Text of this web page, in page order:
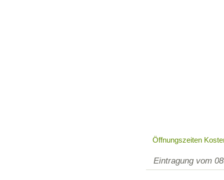
Öffnungszeiten
Eintragung vom